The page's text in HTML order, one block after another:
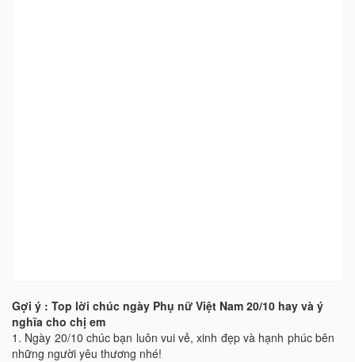
Gợi ý : Top lời chúc ngày Phụ nữ Việt Nam 20/10 hay và ý
nghĩa cho chị em
1. Ngày 20/10 chúc bạn luôn vui vẻ, xinh đẹp và hạnh phúc bên
những người yêu thương nhé!